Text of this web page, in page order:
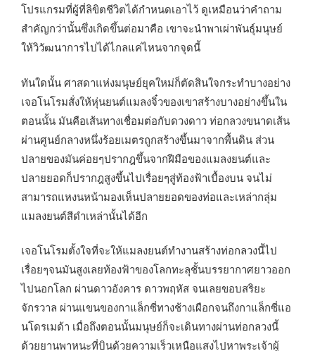
โปรแกรมที่ผู้ที่ลิขิตชีวิตได้กำหนดเอาไว้ ดูเหมือนว่าคำถาม
สำคัญกว่านั้นซึ่งเกิดขึ้นต่อมาคือ เขาจะนำพาเผ่าพันธุ์มนุษย์
ให้วิวัฒนาการไปได้ไกลแค่ไหนจากจุดนี้
ทันใดนั้น ศาสดาแห่งมนุษย์ยุคใหม่ก็ตัดสินใจกระทำบางอย่าง
เจอโนโรมสั่งให้หุ่นยนต์แมลงจิ๋วของเขาสร้างบางอย่างขึ้นใน
ตอนนั้น มันคือเส้นทางเชื่อมต่อกับดวงดาว ท่อกลวงขนาดเส้น
ผ่านศูนย์กลางหนึ่งร้อยเมตรถูกสร้างขึ้นมาจากพื้นดิน ส่วน
ปลายของมันค่อยๆปรากฎขึ้นจากฝีมือของแมลงยนต์และ
ปลายยอดก็ปรากฎสูงขึ้นไปเรื่อยๆสู่ท้องฟ้าเบื้องบน จนไม่
สามารถแหงนหน้ามองเห็นปลายยอดของท่อและเหล่ากลุ่ม
แมลงยนต์สีดำเหล่านั้นได้อีก
เจอโนโรมตั้งใจที่จะให้แมลงยนต์ทำงานสร้างท่อกลวงนี้ไป
เรื่อยๆจนมันสูงเลยท้องฟ้าของโลกทะลุชั้นบรรยากาศยาวออก
ไปนอกโลก ผ่านดาวอังคาร ดาวพฤหัส จนเลยขอบสริยะ
จักรวาล ผ่านแขนของกาแล็กซี่ทางช้างเผือกจนถึงกาแล็กซี่แอ
นโดรเมด้า เมื่อถึงตอนนั้นมนุษย์ก็จะเดินทางผ่านท่อกลวงนี้
ด้วยยานพาหนะที่บินด้วยความเร็วเหนือแสงไปหาพระเจ้าผู้